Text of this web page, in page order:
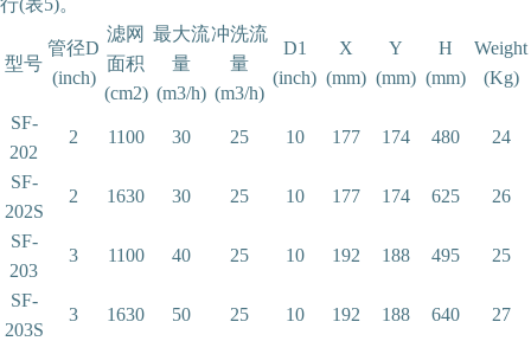
型号
管径D
(inch)
滤网
面积
(cm2)
最大流
量
(m3/h)
冲洗流
量
(m3/h)
D1
(inch)
X
(mm)
Y
(mm)
H
(mm)
Weight
(Kg)
SF-
202
2 1100 30 25 10 177 174 480 24
SF-
202S
2 1630 30 25 10 177 174 625 26
SF-
203
3 1100 40 25 10 192 188 495 25
SF-
203S
3 1630 50 25 10 192 188 640 27